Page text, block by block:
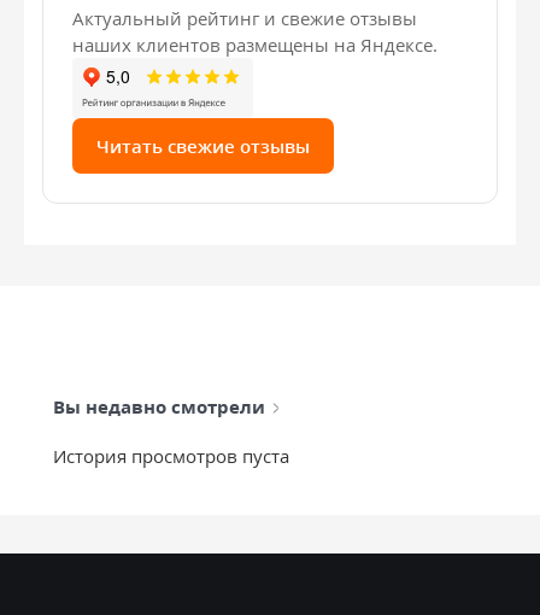
Актуальный рейтинг и свежие отзывы
наших клиентов размещены на Яндексе.
Читать свежие отзывы
Вы недавно смотрели
История просмотров пуста